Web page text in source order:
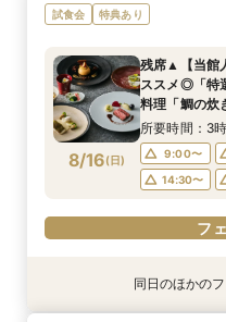
8/15(土)
【初見学でも
タートフェア
9:00〜
14:30〜
フ
8/15(土)
【文化財を貸
館見学×「特
所要時間：3
9:00〜
14:30〜
フ
8/15(土)
【少人数*お
誓う挙式×実
所要時間：3
9:00〜
14:30〜
フ
試食会 特典あり
8/16(日)
残席▲【当館
ススメ◎「特
料理「鯛の炊
をふんだんに
ア
所要時間：3
9:00〜
14:30〜
フ
特典あり
特典あり同日のほかの